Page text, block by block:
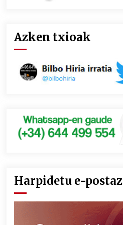
Azken txioak
Harpidetu e-postaz